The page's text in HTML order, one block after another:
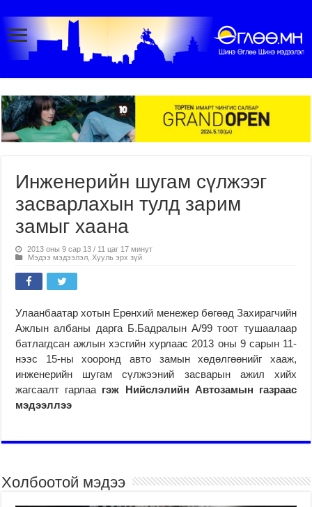
Инженерийн шугам сүлжээг
засварлахын тулд зарим
замыг хаана
2013 оны 9 сар 13 / 11 цаг 17 минут
Мэдээ мэдээлэл ,Хууль эрх зүй
Улаанбаатар хотын Ерөнхий менежер бөгөөд Захирагчийн
Ажлын албаны дарга Б.Бадралын А/99 тоот тушаалаар
батлагдсан ажлын хэсгийн хурлаас 2013 оны 9 сарын 11-
нээс 15-ны хооронд авто замын хөдөлгөөнийг хааж,
инженерийн шугам сүлжээний засварын ажил хийх
жагсаалт гарлаа гэж Нийслэлийн Автозамын газраас
мэдээллээ
Холбоотой мэдээ